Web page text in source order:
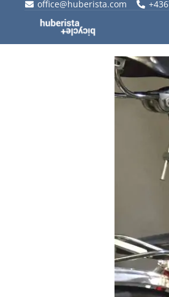
office@huberista.com